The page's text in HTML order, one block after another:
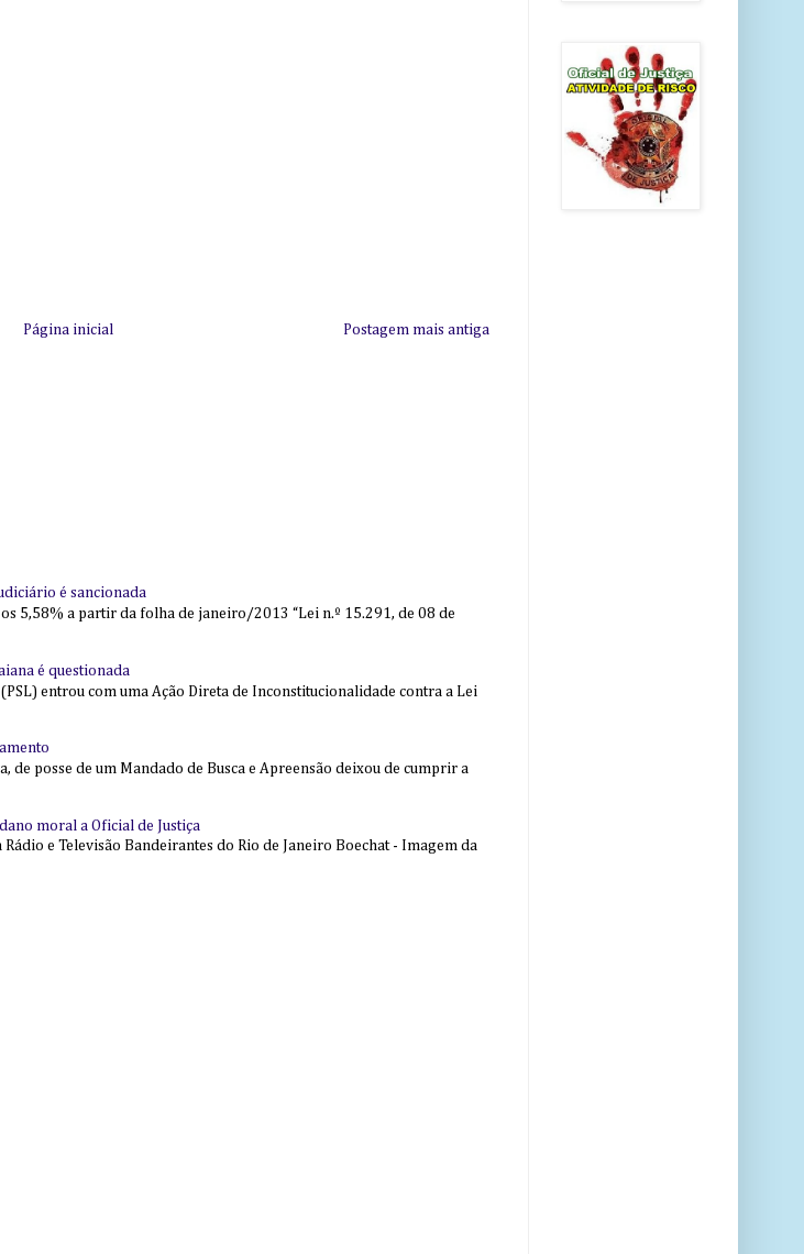
Postagem mais antiga
Página inicial
é sancionada
5,58% a partir da folha de janeiro/2013 “Lei n.º 15.291, de 08 de
é questionada
entrou com uma Ação Direta de Inconstitucionalidade contra a Lei
de posse de um Mandado de Busca e Apreensão deixou de cumprir a
moral a Oficial de Justiça
Rádio e Televisão Bandeirantes do Rio de Janeiro Boechat - Imagem da